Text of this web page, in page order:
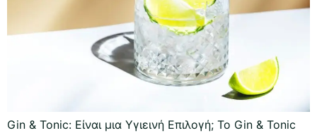
Gin & Tonic: Είναι μια Υγιεινή Επιλογή; Το Gin & Tonic